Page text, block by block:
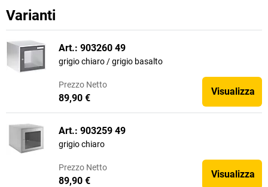
Varianti
Art.: 903260 49
grigio chiaro / grigio basalto
Prezzo Netto
89,90 €
Visualizza
Art.: 903259 49
grigio chiaro
Prezzo Netto
89,90 €
Visualizza